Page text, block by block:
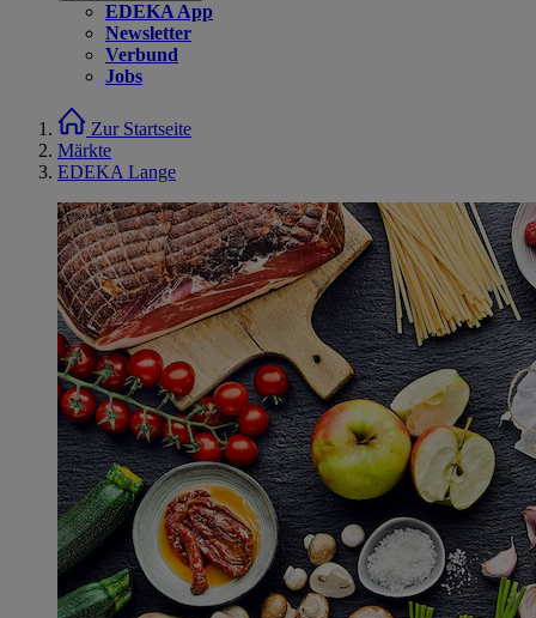
EDEKA App
Newsletter
Verbund
Jobs
Zur Startseite
Märkte
EDEKA Lange